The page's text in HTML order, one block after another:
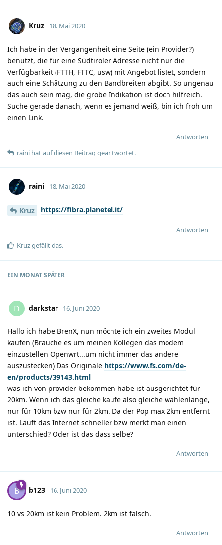
Kruz 18. Mai 2020
Ich habe in der Vergangenheit eine Seite (ein Provider?)
benutzt, die für eine Südtiroler Adresse nicht nur die
Verfügbarkeit (FTTH, FTTC, usw) mit Angebot listet, sondern
auch eine Schätzung zu den Bandbreiten abgibt. So ungenau
das auch sein mag, die grobe Indikation ist doch hilfreich.
Suche gerade danach, wenn es jemand weiß, bin ich froh um
einen Link.
Antworten
raini hatauf diesen Beitrag geantwortet.
raini 18. Mai 2020
Kruz https://fibra.planetel.it/
Antworten
Kruzgefällt das.
EIN MONATSPÄTER
D darkstar 16. Juni 2020
Hallo ich habe BrenX, nun möchte ich ein zweites Modul
kaufen (Brauche es um meinen Kollegen das modem
einzustellen Openwrt...um nicht immer das andere
auszustecken) Das Originale https://www.fs.com/de-
en/products/39143.html
was ich von provider bekommen habe ist ausgerichtet für
20km. Wenn ich das gleiche kaufe also gleiche wählenlänge,
nur für 10km bzw nur für 2km. Da der Pop max 2km entfernt
ist. Läuft das Internet schneller bzw merkt man einen
unterschied? Oder ist das dass selbe?
Antworten
B b123 16. Juni 2020
10 vs 20km ist kein Problem. 2km ist falsch.
Antworten